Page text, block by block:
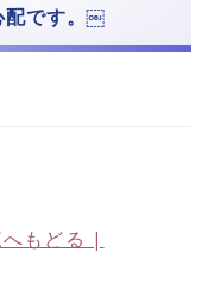
配です。￼
もどる |